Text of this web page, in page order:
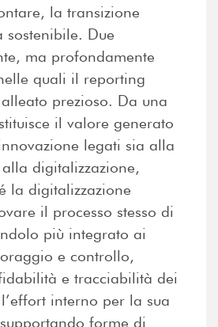
la transizione
Due
ma profondamente
quali il reporting
prezioso. Da una
il valore generato
legati sia alla
digitalizzazione,
la digitalizzazione
il processo stesso di
più integrato ai
e controllo,
e tracciabilità dei
interno per la sua
forme di